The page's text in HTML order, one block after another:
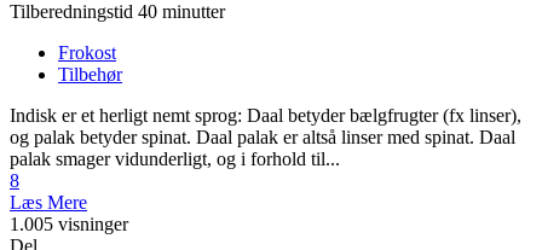
Tilberedningstid 40 minutter
Frokost
Tilbehør
Indisk er et herligt nemt sprog: Daal betyder bælgfrugter (fx linser),
og palak betyder spinat. Daal palak er altså linser med spinat. Daal
palak smager vidunderligt, og i forhold til...
8
Læs Mere
1.005 visninger
Del